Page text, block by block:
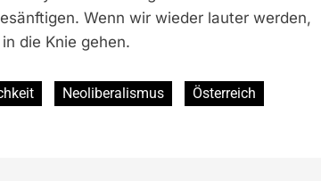
Wenn wir wieder lauter werden,
die Knie gehen.
Neoliberalismus
Österreich